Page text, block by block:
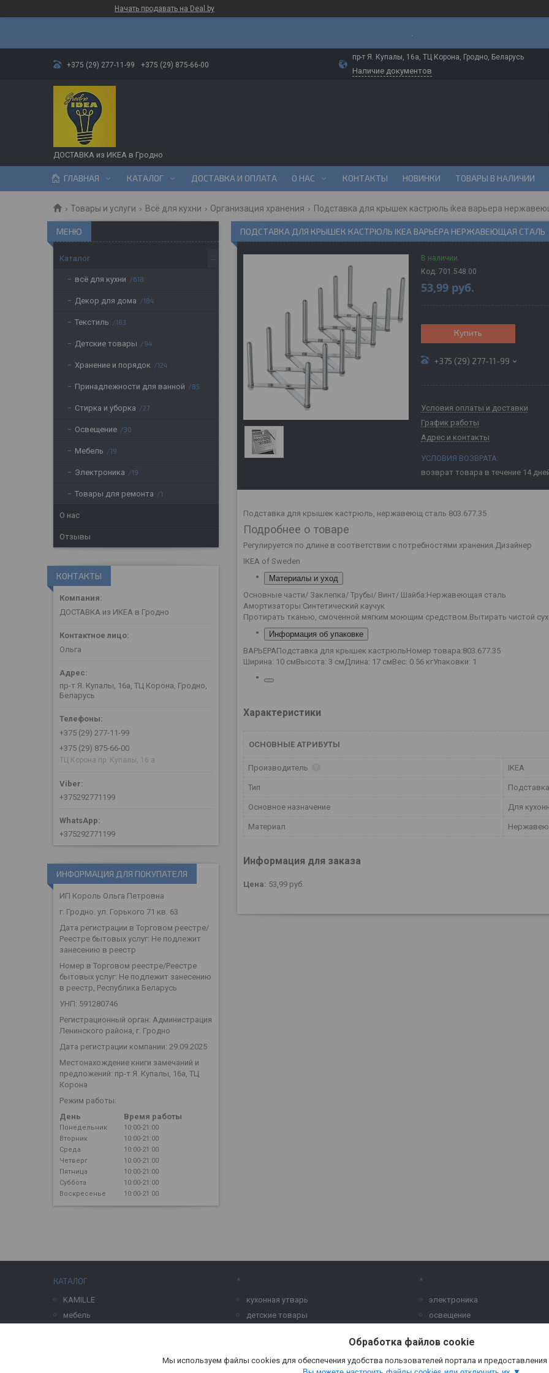
Начать продавать на Deal.by
.
+375 (29) 277-11-99 +375 (29) 875-66-00
пр-т Я. Купалы, 16а, ТЦ Корона, Гродно, Беларусь
Наличие документов
ДОСТАВКА из ИКЕА в Гродно
ГЛАВНАЯ КАТАЛОГ ДОСТАВКА И ОПЛАТА О НАС КОНТАКТЫ НОВИНКИ ТОВАРЫ В НАЛИЧИИ
Товары и услуги Всё для кухни Организация хранения Подставка для крышек кастрюль ikea варьера
ПОДСТАВКА ДЛЯ КРЫШЕК КАСТРЮЛЬ IKEA ВАРЬЕРА НЕРЖАВЕЮЩАЯ СТАЛЬ
В наличии
Код: 701.548.00
53,99 руб.
Купить
+375 (29) 277-11-99
Условия оплаты и доставки
График работы
Адрес и контакты
возврат товара в течение 14
Подставка для крышек кастрюль, нержавеющ сталь 803.677.35
Подробнее о товаре
Регулируется по длине в соответствии с потребностями хранения.Дизайнер
IKEA of Sweden
Материалы и уход
Основные части/ Заклепка/ Трубы/ Винт/ Шайба:Нержавеющая сталь
Амортизаторы:Синтетический каучук
Протирать тканью, смоченной мягким моющим средством.Вытирать чистой
Информация об упаковке
ВАРЬЕРАПодставка для крышек кастрюльНомер товара:803.677.35
Ширина: 10 смВысота: 3 смДлина: 17 смВес: 0.56 кгУпаковки: 1
Характеристики
ОСНОВНЫЕ АТРИБУТЫ
Производитель IKEA
Тип Подставка
Основное назначение Для
Материал
Информация для заказа
Цена: 53,99 руб.
Каталог
всё для кухни 618
Декор для дома 184
Текстиль 183
Детские товары 94
Хранение и порядок 124
Принадлежности для ванной 85
Стирка и уборка 27
Освещение 30
Мебель 19
Электроника 19
Товары для ремонта 1
О нас
Отзывы
КОНТАКТЫ
ДОСТАВКА из ИКЕА в Гродно
Ольга
пр-т Я. Купалы, 16а, ТЦ Корона, Гродно,
Беларусь
+375 (29) 277-11-99
+375 (29) 875-66-00
ТЦ Корона пр. Купалы, 16 а
+375292771199
+375292771199
ИНФОРМАЦИЯ ДЛЯ ПОКУПАТЕЛЯ
ИП Король Ольга Петровна
г. Гродно. ул. Горького 71 кв. 63
Дата регистрации в Торговом реестре/
Реестре бытовых услуг: Не подлежит
занесению в реестр
Номер в Торговом реестре/Реестре
бытовых услуг: Не подлежит занесению
в реестр, Республика Беларусь
УНП: 591280746
Регистрационный орган: Администрация
Ленинского района, г. Гродно
Дата регистрации компании: 29.09.2025
Местонахождение книги замечаний и
предложений: пр-т Я. Купалы, 16а, ТЦ
Корона
Режим работы:
День
Время работы
Понедельник
10:00-21:00
Вторник
10:00-21:00
Среда
10:00-21:00
Четверг
10:00-21:00
Пятница
10:00-21:00
Суббота
10:00-21:00
Воскресенье
10:00-21:00
КАТАЛОГ
KAMILLE
мебель
*
кухонная утварь
детские товары
*
электроника
освещение
Обработка файлов cookie
Мы используем файлы cookies для обеспечения удобства пользователей портала и